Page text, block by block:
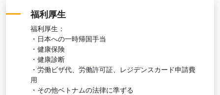
福利厚生
福利厚生：
・⽇本への⼀時帰国手当
・健康保険
・健康診断
・労働ビザ代、労働許可証、レジデンスカード申請費
用
・その他ベトナムの法律に準ずる